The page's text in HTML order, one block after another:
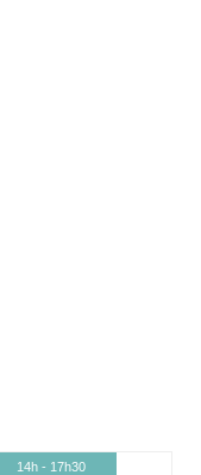
14h - 17h30